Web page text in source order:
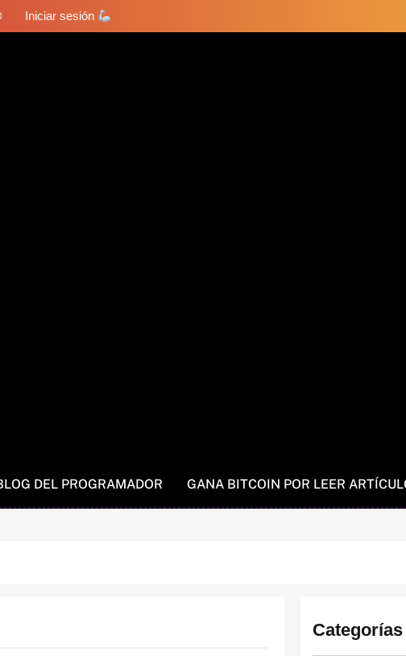
Iniciar sesión
DEL PROGRAMADOR GANA BITCOIN POR LEER
Categorías